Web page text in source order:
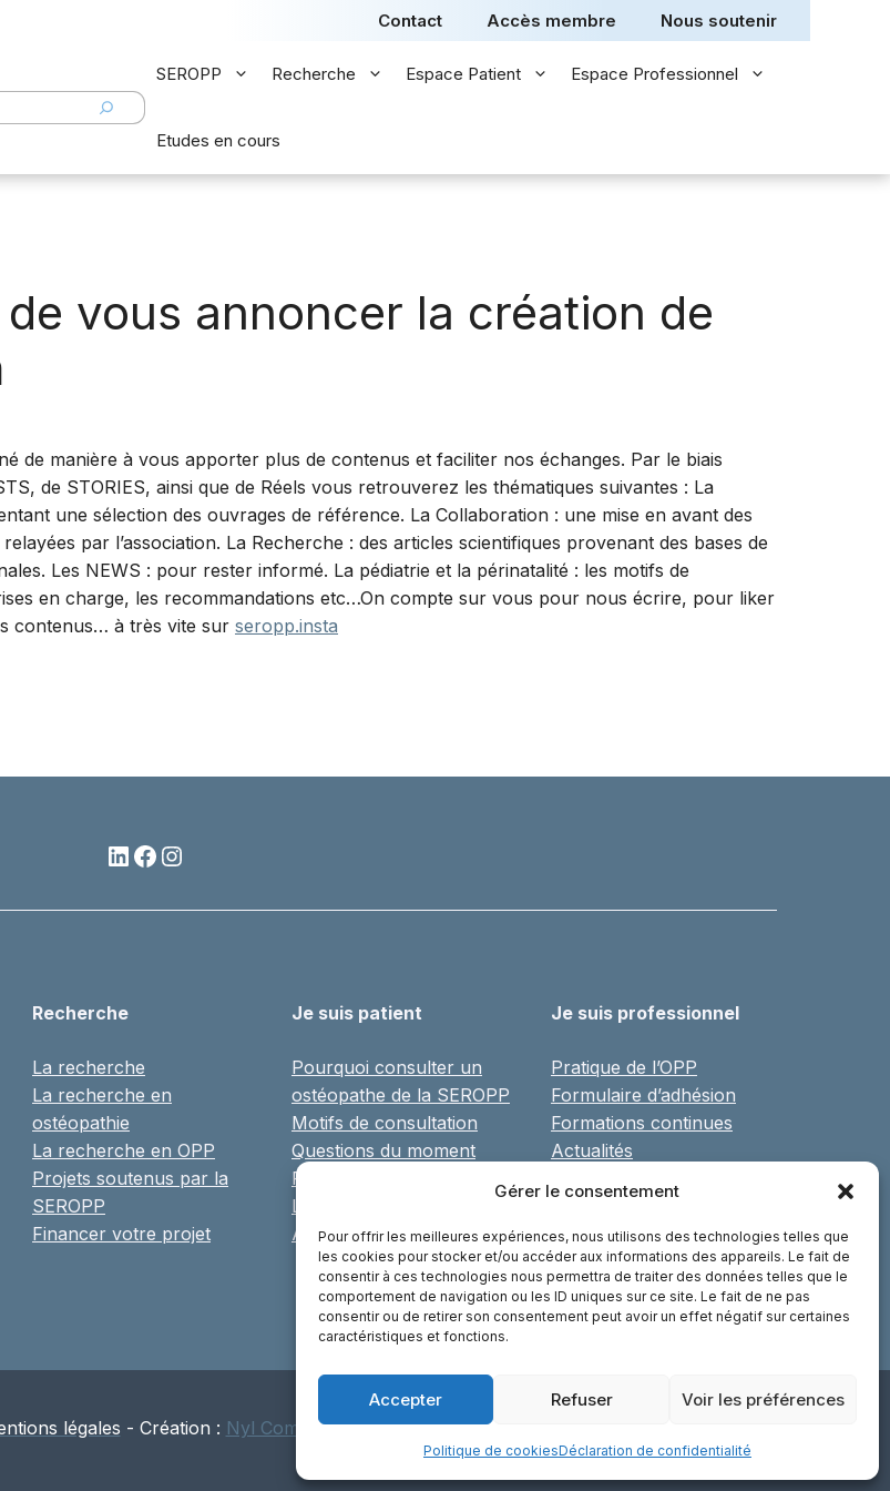
Gérer le consentement
Pour offrir les meilleures expériences, nous utilisons des technologies telles que
les cookies pour stocker et/ou accéder aux informations des appareils. Le fait de
consentir à ces technologies nous permettra de traiter des données telles que le
comportement de navigation ou les ID uniques sur ce site. Le fait de ne pas
consentir ou de retirer son consentement peut avoir un effet négatif sur certaines
caractéristiques et fonctions.
Accepter Refuser Voir les préférences
Politique de cookiesDéclaration de confidentialité
Contact Accès membre Nous soutenir
SEROPP Recherche Espace Patient Espace Professionnel
Etudes en cours
de vous annoncer la création de
de manière à vous apporter plus de contenus et faciliter nos échanges. Par le biais
de STORIES, ainsi que de Réels vous retrouverez les thématiques suivantes : La
une sélection des ouvrages de référence. La Collaboration : une mise en avant des
par l’association. La Recherche : des articles scientifiques provenant des bases de
Les NEWS : pour rester informé. La pédiatrie et la périnatalité : les motifs de
en charge, les recommandations etc…On compte sur vous pour nous écrire, pour liker
contenus… à très vite sur seropp.insta
LinkedIn
Facebook
Instagram
Recherche
La recherche
La recherche en
ostéopathie
La recherche en OPP
Projets soutenus par la
SEROPP
Financer votre projet
Je suis patient
Pourquoi consulter un
ostéopathe de la SEROPP
Motifs de consultation
Questions du moment
Ressources parents
Librairie
Annuaire
Je suis professionnel
Pratique de l’OPP
Formulaire d’adhésion
Formations continues
Actualités
Réseaux, associations et
partenaires
Librairie
légales - Création : Nyl Communication- Nantes